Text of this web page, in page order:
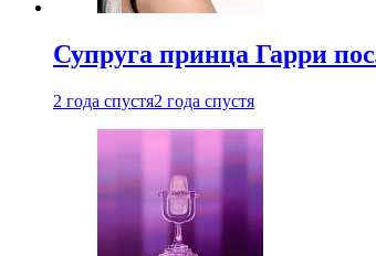
Супруга принца Гарри
2 года спустя2 года спустя